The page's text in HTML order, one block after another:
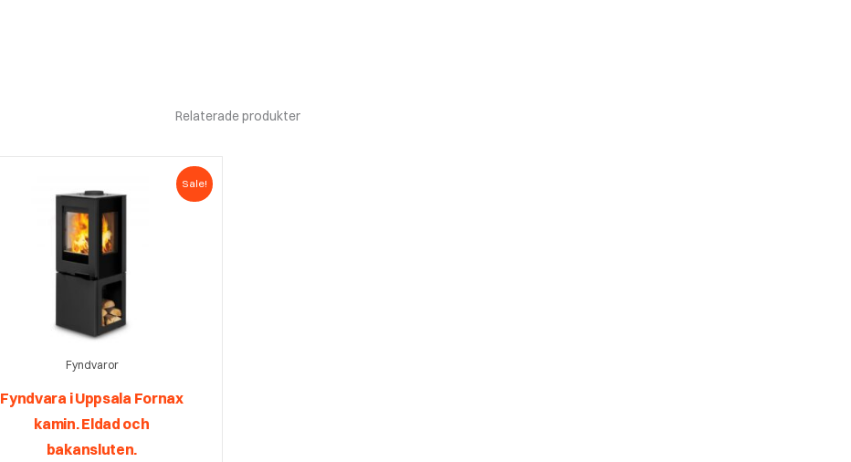
Relaterade produkter
Sale!
Fyndvaror
Fyndvara i Uppsala Fornax
kamin. Eldad och
bakansluten.